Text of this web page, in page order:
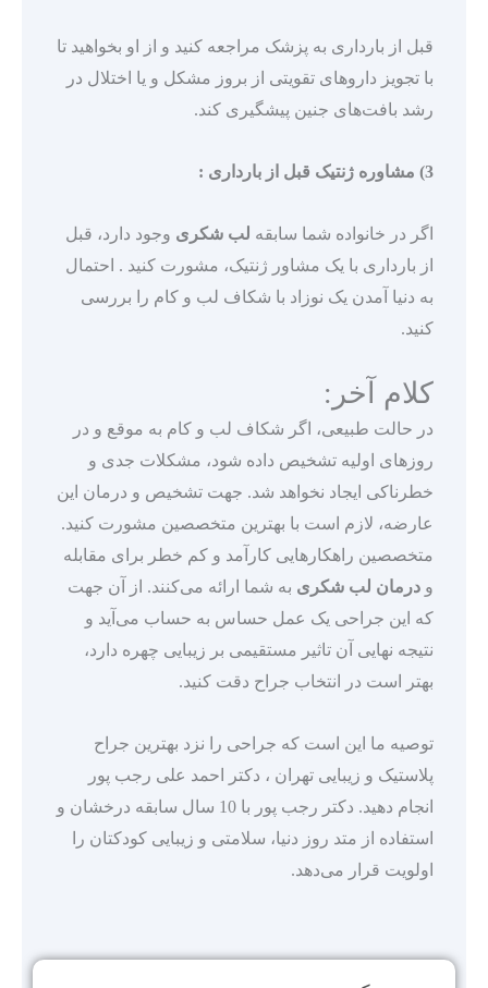
قبل از بارداری به پزشک مراجعه کنید و از او بخواهید تا
با تجویز داروهای تقویتی از بروز مشکل و یا اختلال در
رشد بافت‌های جنین پیشگیری کند.
3) مشاوره ژنتیک قبل از بارداری :
اگر در خانواده شما سابقه لب شکری وجود دارد، قبل
از بارداری با یک مشاور ژنتیک، مشورت کنید . احتمال
به دنیا آمدن یک نوزاد با شکاف لب و کام را بررسی
کنید.
کلام آخر:
در حالت طبیعی، اگر شکاف لب و کام به موقع و در
روزهای اولیه تشخیص داده شود، مشکلات جدی و
خطرناکی ایجاد نخواهد شد. جهت تشخیص و درمان این
عارضه، لازم است با بهترین متخصصین مشورت کنید.
متخصصین راهکارهایی کارآمد و کم خطر برای مقابله
و درمان لب شکری به شما ارائه می‌کنند. از آن جهت
که این جراحی یک عمل حساس به حساب می‌آید و
نتیجه نهایی آن تاثیر مستقیمی بر زیبایی چهره دارد،
بهتر است در انتخاب جراح دقت کنید.
توصیه ما این است که جراحی را نزد بهترین جراح
پلاستیک و زیبایی تهران ، دکتر احمد علی رجب پور
انجام دهید. دکتر رجب پور با 10 سال سابقه درخشان و
استفاده از متد روز دنیا، سلامتی و زیبایی کودکتان را
اولویت قرار می‌دهد.